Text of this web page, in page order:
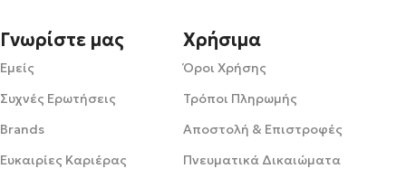
Γνωρίστε μας
Εμείς
Συχνές Ερωτήσεις
Brands
Ευκαιρίες Καριέρας
Χρήσιμα
Όροι Χρήσης
Τρόποι Πληρωμής
Αποστολή & Επιστροφές
Πνευματικά Δικαιώματα